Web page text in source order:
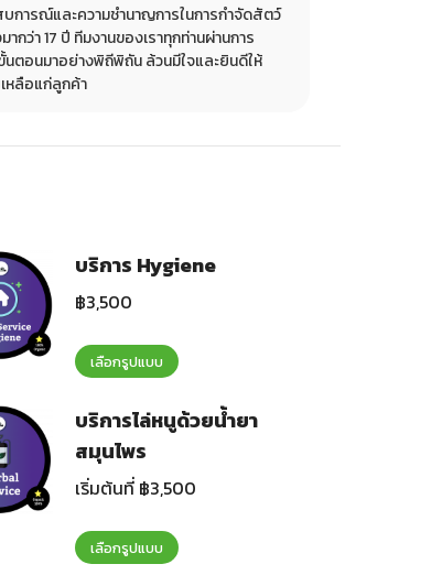
การณ์และความชำนาญการในการกำจัดสัตว์
ากว่า 17 ปี ทีมงานของเราทุกท่านผ่านการ
ตอนมาอย่างพิถีพิถัน ล้วนมีใจและยินดีให้
หลือแก่ลูกค้า
บริการ Hygiene
฿3,500
เลือกรูปแบบ
บริการไล่หนูด้วยน้ำยา
สมุนไพร
เริ่มต้นที่ ฿3,500
เลือกรูปแบบ